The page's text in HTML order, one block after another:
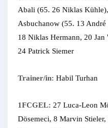
Abali (65. 26 Niklas
Asbuchanow (55. 13
18 Niklas Hermann, 20
24 Patrick Siemer
Trainer/in: Habil Turhan
1FCGEL: 27 Luca-Leon
Dösemeci, 8 Marvin